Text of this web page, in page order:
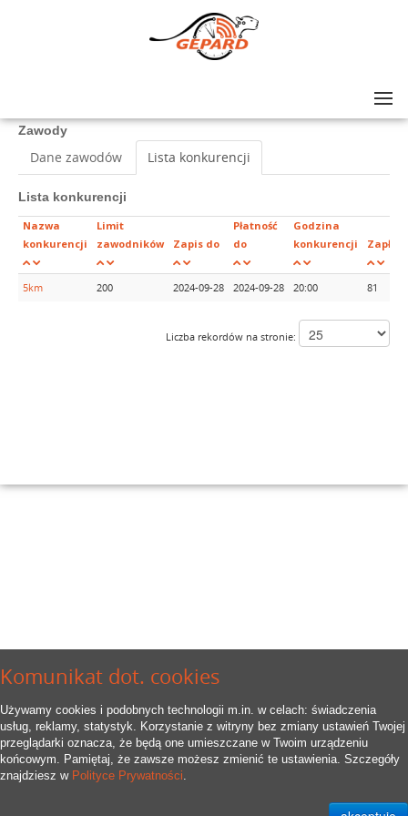
Komunikat dot. cookies
Używamy cookies i podobnych technologii m.in. w celach: świadczenia
usług, reklamy, statystyk. Korzystanie z witryny bez zmiany ustawień Twojej
przeglądarki oznacza, że będą one umieszczane w Twoim urządzeniu
końcowym. Pamiętaj, że zawsze możesz zmienić te ustawienia. Szczegóły
znajdziesz w Polityce Prywatności.
Zawody
Dane zawodów Lista konkurencji
Lista konkurencji
Nazwa
konkurencji
Limit
zawodników
Zapis do
Płatność
do
Godzina
konkurencji
5km 200 2024-09-28 2024-09-28 20:00 81
Liczba rekordów na stronie: